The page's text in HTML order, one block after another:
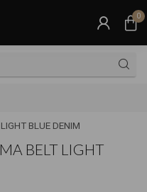
0
BLUE DENIM
BELT LIGHT